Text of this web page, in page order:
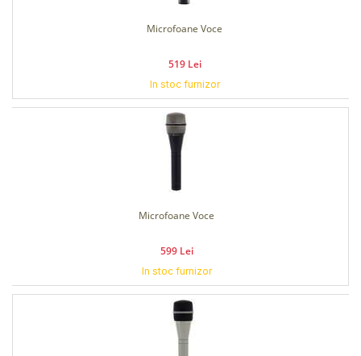
Microfoane Voce
519 Lei
In stoc furnizor
Microfoane Voce
599 Lei
In stoc furnizor